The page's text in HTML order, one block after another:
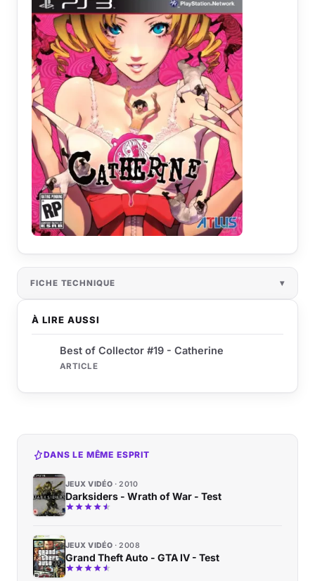
À LIRE AUSSI
Best of Collector #19 - Catherine
ARTICLE
FICHE TECHNIQUE
DANS LE MÊME ESPRIT
JEUX VIDÉO 2010
Darksiders - Wrath of War - Test
JEUX VIDÉO 2008
Grand Theft Auto - GTA IV - Test